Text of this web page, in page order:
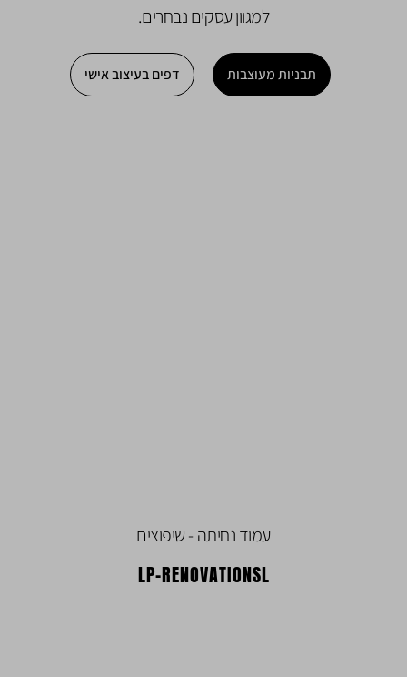
למגוון עסקים נבחרים.
תבניות מעוצבות דפים בעיצוב אישי
עמוד נחיתה - שיפוצים
LP-RENOVATIONSL